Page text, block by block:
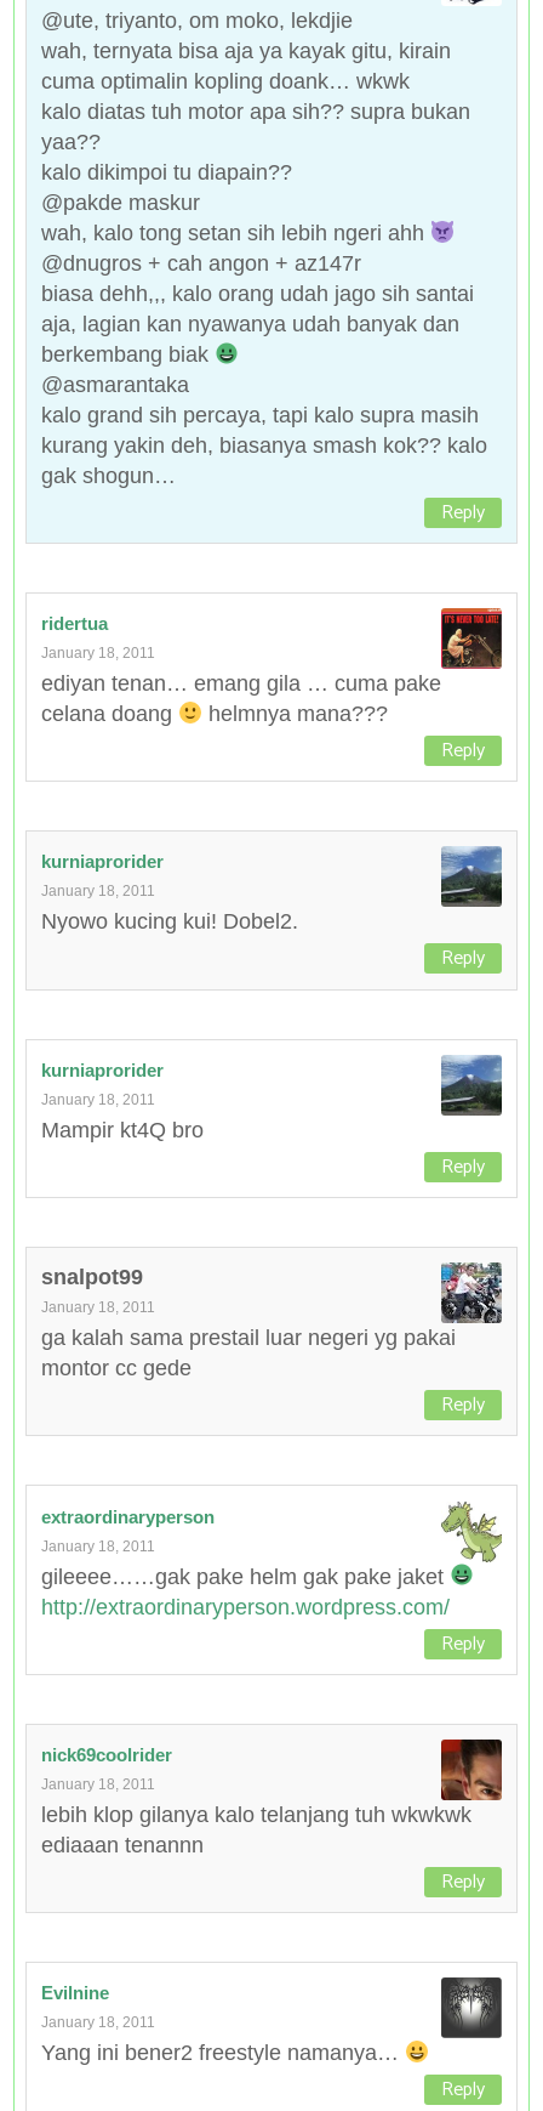
@ute, triyanto, om moko, lekdjie
wah, ternyata bisa aja ya kayak gitu, kirain
cuma optimalin kopling doank… wkwk
kalo diatas tuh motor apa sih?? supra bukan
yaa??
kalo dikimpoi tu diapain??
@pakde maskur
wah, kalo tong setan sih lebih ngeri ahh
@dnugros + cah angon + az147r
biasa dehh,,, kalo orang udah jago sih santai
aja, lagian kan nyawanya udah banyak dan
berkembang biak
@asmarantaka
kalo grand sih percaya, tapi kalo supra masih
kurang yakin deh, biasanya smash kok?? kalo
gak shogun…
Reply
ridertua
January 18, 2011
ediyan tenan… emang gila … cuma pake
celana doang
helmnya mana???
Reply
kurniaprorider
January 18, 2011
Nyowo kucing kui! Dobel2.
Reply
kurniaprorider
January 18, 2011
Mampir kt4Q bro
Reply
snalpot99
January 18, 2011
ga kalah sama prestail luar negeri yg pakai
montor cc gede
Reply
extraordinaryperson
January 18, 2011
gileeee……gak pake helm gak pake jaket
http://extraordinaryperson.wordpress.com/
Reply
nick69coolrider
January 18, 2011
lebih klop gilanya kalo telanjang tuh wkwkwk
ediaaan tenannn
Reply
Evilnine
January 18, 2011
Yang ini bener2 freestyle namanya…
Reply